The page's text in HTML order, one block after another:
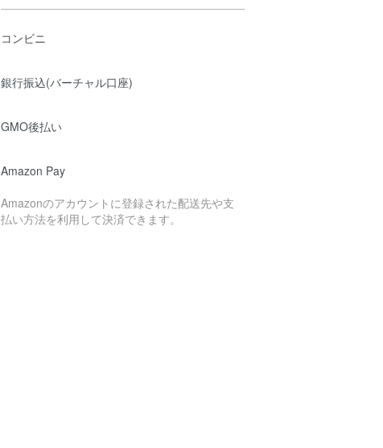
コンビニ
銀行振込(バーチャル口座)
GMO後払い
Amazon Pay
Amazonのアカウントに登録された配送先や支
払い方法を利用して決済できます。